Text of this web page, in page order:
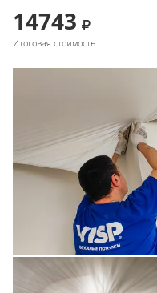
14743
Итоговая стоимость